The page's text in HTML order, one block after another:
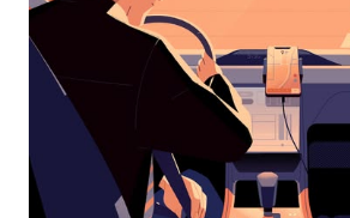
を
操
作
し、
を
選
択